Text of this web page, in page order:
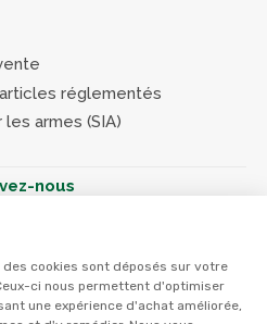
cookies sont déposés sur votre
ci nous permettent d'optimiser
une expérience d'achat améliorée,
réglementés
armes (SIA)
nous
et eaux 2026